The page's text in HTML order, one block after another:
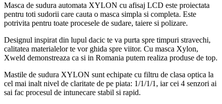
Masca de sudura automata XYLON cu afisaj LCD este proiectata
pentru toti sudorii care cauta o masca simpla si completa. Este
potrivita pentru toate procesele de sudare, taiere si polizare.
Designul inspirat din lupul dacic te va purta spre timpuri stravechi,
calitatea materialelor te vor ghida spre viitor. Cu masca Xylon,
Xweld demonstreaza ca si in Romania putem realiza produse de top.
Mastile de sudura XYLON sunt echipate cu filtru de clasa optica la
cel mai inalt nivel de claritate de pe piata: 1/1/1/1, iar cei 4 senzori ai
sai fac procesul de intunecare stabil si rapid.